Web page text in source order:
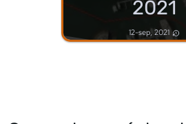
2021
12-sep, 2021